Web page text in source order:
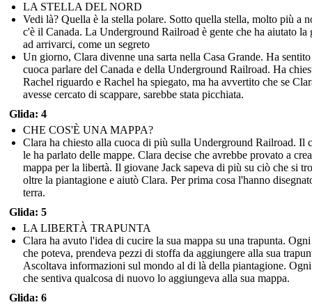
LA STELLA DEL NORD
Vedi là? Quella è la stella polare. Sotto quella stella, molto più a
c'è il Canada. La Underground Railroad è gente che ha aiutato la
ad arrivarci, come un segreto
Un giorno, Clara divenne una sarta nella Casa Grande. Ha
cuoca parlare del Canada e della Underground Railroad. Ha
Rachel riguardo e Rachel ha spiegato, ma ha avvertito che se
avesse cercato di scappare, sarebbe stata picchiata.
Glida: 4
CHE COS'È UNA MAPPA?
Clara ha chiesto alla cuoca di più sulla Underground Railroad. Il
le ha parlato delle mappe. Clara decise che avrebbe provato a
mappa per la libertà. Il giovane Jack sapeva di più su ciò che si
oltre la piantagione e aiutò Clara. Per prima cosa l'hanno
terra.
Glida: 5
LA LIBERTÀ TRAPUNTA
Clara ha avuto l'idea di cucire la sua mappa su una trapunta.
che poteva, prendeva pezzi di stoffa da aggiungere alla sua
Ascoltava informazioni sul mondo al di là della piantagione.
che sentiva qualcosa di nuovo lo aggiungeva alla sua mappa.
Glida: 6